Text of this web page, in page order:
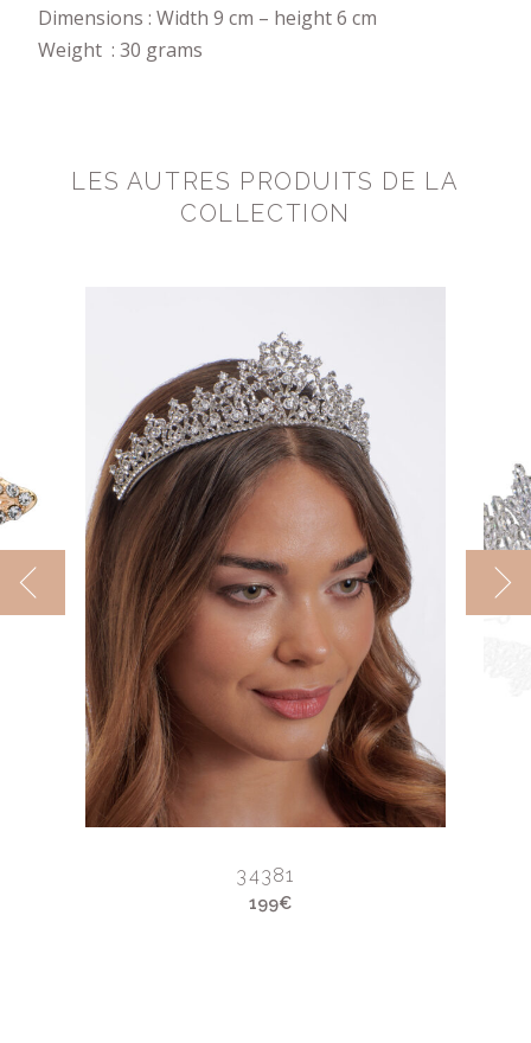
Dimensions : Width 9 cm – height 6 cm
Weight : 30 grams
LES AUTRES PRODUITS DE LA
COLLECTION
34381
199€